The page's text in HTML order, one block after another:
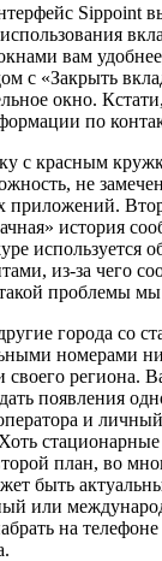
Sippoint
вам
с «Закрыть
окно.
по
с красным
не
приложений.
история
используется
из-за чего
проблемы
города со
номерами
своего региона.
появления
и
план, во
быть
или
на